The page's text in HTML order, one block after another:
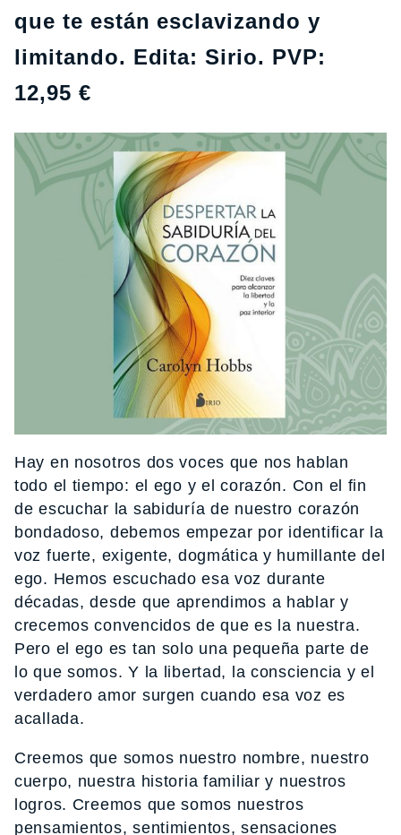
que te están esclavizando y
limitando. Edita: Sirio. PVP:
12,95 €
Hay en nosotros dos voces que nos hablan
todo el tiempo: el ego y el corazón. Con el fin
de escuchar la sabiduría de nuestro corazón
bondadoso, debemos empezar por identificar la
voz fuerte, exigente, dogmática y humillante del
ego. Hemos escuchado esa voz durante
décadas, desde que aprendimos a hablar y
crecemos convencidos de que es la nuestra.
Pero el ego es tan solo una pequeña parte de
lo que somos. Y la libertad, la consciencia y el
verdadero amor surgen cuando esa voz es
acallada.
Creemos que somos nuestro nombre, nuestro
cuerpo, nuestra historia familiar y nuestros
logros. Creemos que somos nuestros
pensamientos, sentimientos, sensaciones